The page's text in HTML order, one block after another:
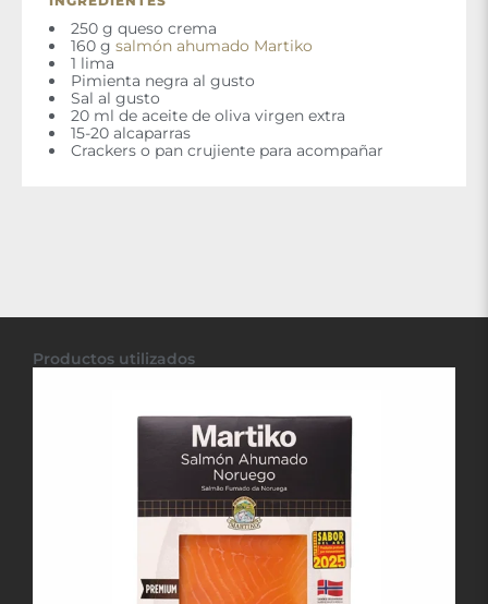
250 g queso crema
160 g salmón ahumado Martiko
1 lima
Pimienta negra al gusto
Sal al gusto
20 ml de aceite de oliva virgen extra
15-20 alcaparras
Crackers o pan crujiente para acompañar
Productos utilizados